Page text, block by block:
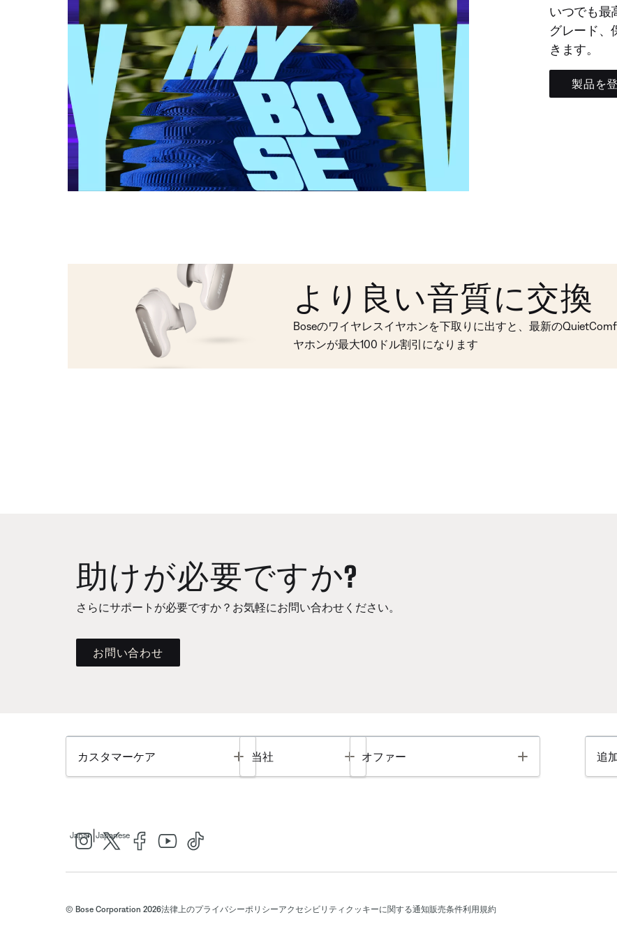
いつでも最
グレード、
きます。
製品を
より良い音質に交換
Boseのワイヤレスイヤホンを下取りに出すと、最新の
ヤホンが最大100ドル割引になります
助けが必要ですか?
さらにサポートが必要ですか？お気軽にお問い合わせください。
お問い合わせ
カスタマーケア Toggle
当社 Toggle
オファー Toggle 追
Japan Japanese
© Bose Corporation 2026法律上のプライバシーポリシーアクセシビリティ クッキーに関する通知販売条件利用規約